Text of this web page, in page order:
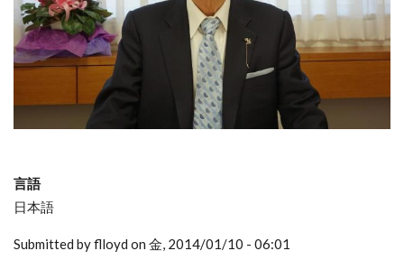
言語
日本語
Submitted by flloyd on 金, 2014/01/10 - 06:01